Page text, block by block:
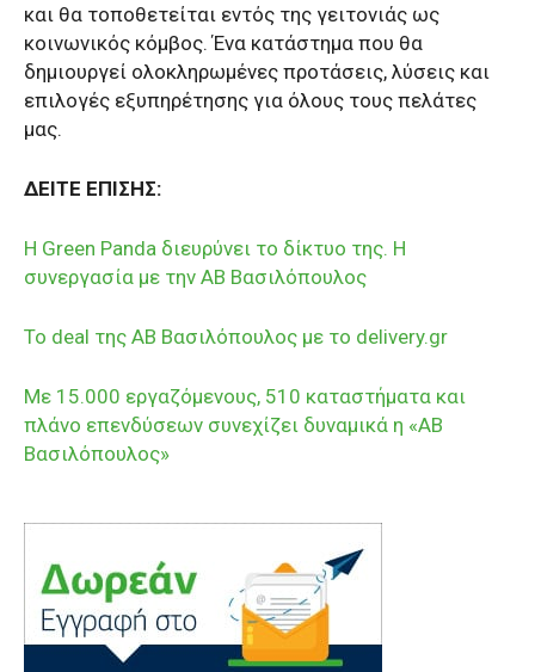
και θα τοποθετείται εντός της γειτονιάς ως
κοινωνικός κόμβος. Ένα κατάστημα που θα
δημιουργεί ολοκληρωμένες προτάσεις, λύσεις και
επιλογές εξυπηρέτησης για όλους τους πελάτες
μας.
ΔΕΙΤΕ ΕΠΙΣΗΣ:
Η Green Panda διευρύνει το δίκτυο της. Η
συνεργασία με την ΑΒ Βασιλόπουλος
Το deal της ΑΒ Βασιλόπουλος με το delivery.gr
Mε 15.000 εργαζόμενους, 510 καταστήματα και
πλάνο επενδύσεων συνεχίζει δυναμικά η «ΑΒ
Βασιλόπουλος»